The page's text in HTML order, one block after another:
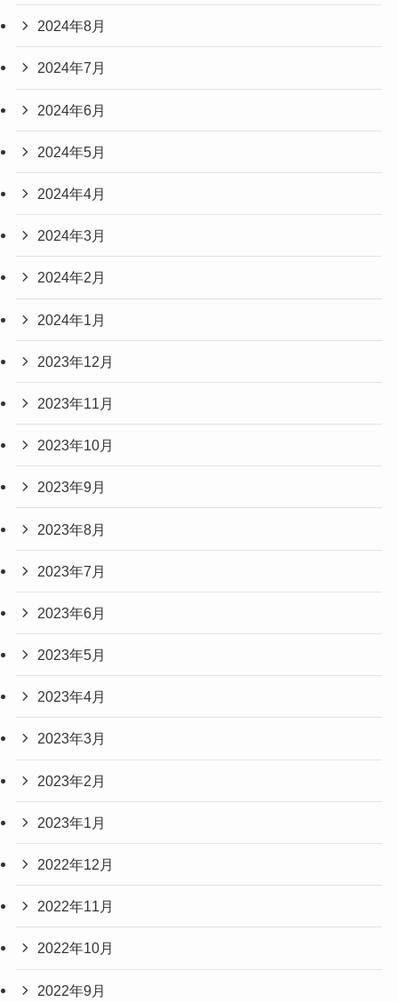
2024年8月
2024年7月
2024年6月
2024年5月
2024年4月
2024年3月
2024年2月
2024年1月
2023年12月
2023年11月
2023年10月
2023年9月
2023年8月
2023年7月
2023年6月
2023年5月
2023年4月
2023年3月
2023年2月
2023年1月
2022年12月
2022年11月
2022年10月
2022年9月